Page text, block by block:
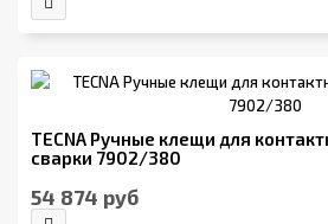
TECNA Ручные клещи для
сварки 7902/380
54 874 руб